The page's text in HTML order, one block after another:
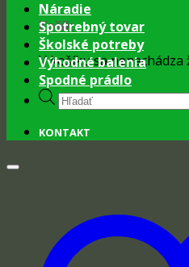
Košík
V košíku sa
Náradie
Spotrebný tovar
Školské potreby
Výhodné balenia
Spodné prádlo
Products
search
KONTAKT